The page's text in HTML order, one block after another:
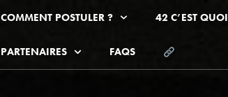
COMMENT POSTULER ? 42 C’EST QUOI
PARTENAIRES FAQS